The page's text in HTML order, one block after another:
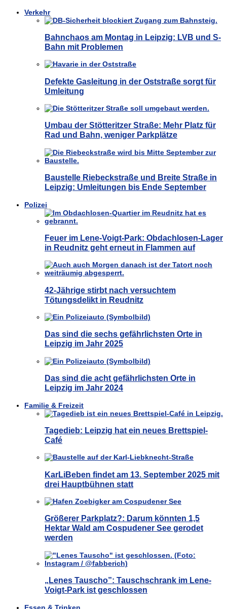
Verkehr
Bahnchaos am Montag in Leipzig: LVB und S-
Bahn mit Problemen
Defekte Gasleitung in der Oststraße sorgt für
Umleitung
Umbau der Stötteritzer Straße: Mehr Platz für
Rad und Bahn, weniger Parkplätze
Baustelle Riebeckstraße und Breite Straße in
Leipzig: Umleitungen bis Ende September
Polizei
Feuer im Lene-Voigt-Park: Obdachlosen-Lager
in Reudnitz geht erneut in Flammen auf
42-Jährige stirbt nach versuchtem
Tötungsdelikt in Reudnitz
Das sind die sechs gefährlichsten Orte in
Leipzig im Jahr 2025
Das sind die acht gefährlichsten Orte in
Leipzig im Jahr 2024
Familie & Freizeit
Tagedieb: Leipzig hat ein neues Brettspiel-
Café
KarLiBeben findet am 13. September 2025 mit
drei Hauptbühnen statt
Größerer Parkplatz?: Darum könnten 1,5
Hektar Wald am Cospudener See gerodet
werden
„Lenes Tauscho”: Tauschschrank im Lene-
Voigt-Park ist geschlossen
Essen & Trinken